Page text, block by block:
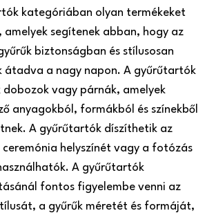
kategóriában olyan termékeket
segítenek abban, hogy az
biztonságban és stílusosan
átadva a nagy napon. A gyűrűtartók
dobozok vagy párnák, amelyek
anyagokból, formákból és színekből
A gyűrűtartók díszíthetik az
helyszínét vagy a fotózás
A gyűrűtartók
fontos figyelembe venni az
a gyűrűk méretét és formáját,